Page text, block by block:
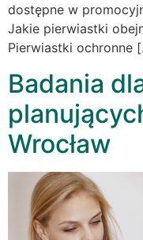
dostępne w
Jakie pierwiastki
Pierwiastki ochronne
Badania
Wrocław